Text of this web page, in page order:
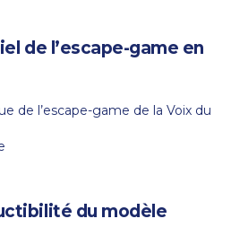
de l’escape-game en
de l’escape-game de la Voix du
du modèle